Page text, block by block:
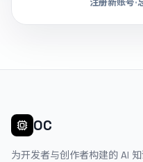
注册新账号·
OC
为开发者与创作者构建的 AI 知